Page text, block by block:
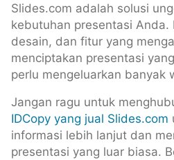
Slides.com adalah solusi
kebutuhan presentasi Anda.
desain, dan fitur yang
menciptakan presentasi
perlu mengeluarkan banyak
Jangan ragu untuk
IDCopy yang jual Slides.com
informasi lebih lanjut dan
presentasi yang luar biasa.